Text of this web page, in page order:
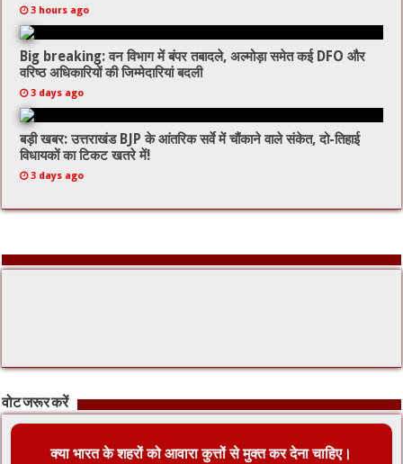
3 hours ago
Big breaking: वन विभाग में बंपर तबादले, अल्मोड़ा समेत कई DFO और
वरिष्ठ अधिकारियों की जिम्मेदारियां बदली
3 days ago
बड़ी खबर: उत्तराखंड BJP के आंतरिक सर्वे में चौंकाने वाले संकेत, दो-तिहाई
विधायकों का टिकट खतरे में!
3 days ago
वोट जरूर करें
क्या भारत के शहरों को आवारा कुत्तों से मुक्त कर देना चाहिए।